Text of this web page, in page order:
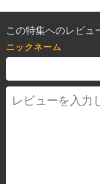
この特集へのレビュ
ニックネーム